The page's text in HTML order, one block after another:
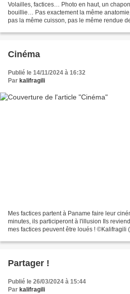
Volailles, factices… Photo en haut, un
bouillie… Pas exactement la même
pas la même cuisson, pas le même rendue
Cinéma
Publié le 14/11/2024 à 16:32
Par kalifragili
Mes factices partent à Paname faire leur
minutes, ils participeront à l'illusion Ils
mes factices peuvent être loués ! ©Kalifragili
Partager !
Publié le 26/03/2024 à 15:44
Par kalifragili